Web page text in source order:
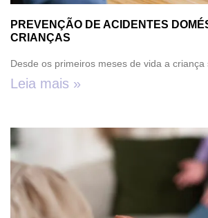
PREVENÇÃO DE ACIDENTES
CRIANÇAS
Desde os primeiros meses de vida a criança
Leia mais »